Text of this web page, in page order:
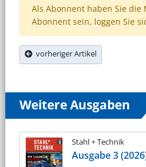
Als Abonnent haben Sie die
Abonnent sein, loggen Sie
vorheriger Artikel
Weitere Ausgaben
Stahl + Technik
Ausgabe 3